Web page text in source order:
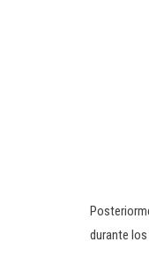
durante